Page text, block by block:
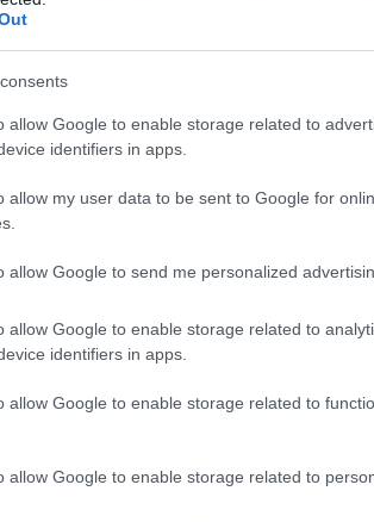
allow Google to enable storage related to
identifiers in apps.
allow my user data to be sent to Google for
allow Google to send me personalized
allow Google to enable storage related to
identifiers in apps.
allow Google to enable storage related to
allow Google to enable storage related to
di GalluraOggi.it
i tuoi video e le tue foto
+39 345 356 7512
news da Google News